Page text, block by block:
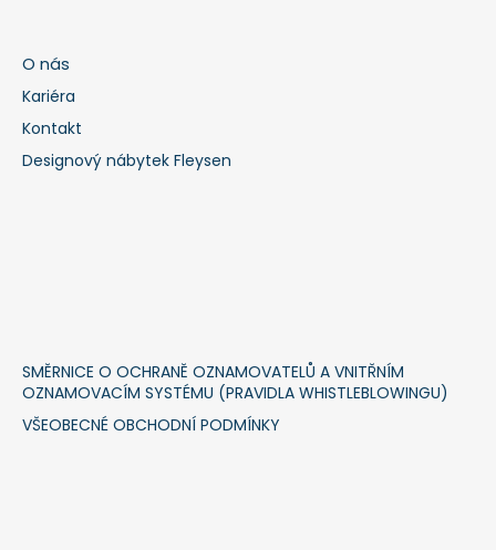
O nás
Kariéra
Kontakt
Designový nábytek Fleysen
SMĚRNICE O OCHRANĚ OZNAMOVATELŮ A VNITŘNÍM
OZNAMOVACÍM SYSTÉMU (PRAVIDLA WHISTLEBLOWINGU)
VŠEOBECNÉ OBCHODNÍ PODMÍNKY